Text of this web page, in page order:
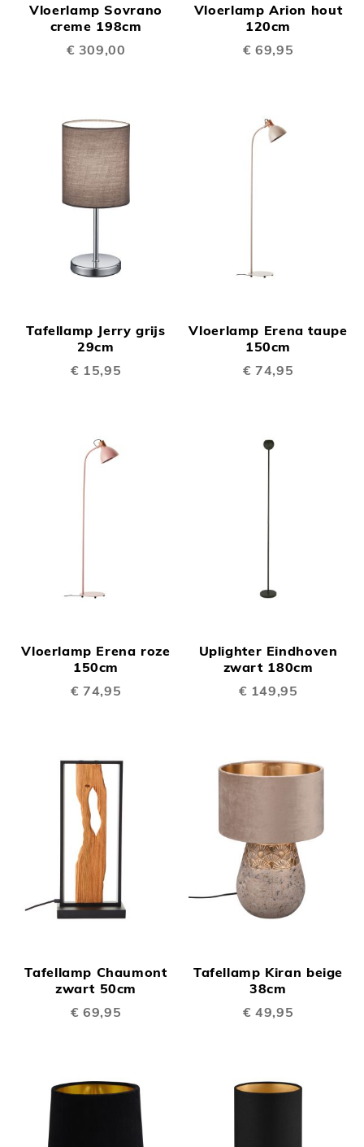
Vloerlamp Sovrano
creme 198cm
€ 309,00
Vloerlamp Arion hout
120cm
€ 69,95
Tafellamp Jerry grijs
29cm
€ 15,95
Vloerlamp Erena taupe
150cm
€ 74,95
Vloerlamp Erena roze
150cm
€ 74,95
Uplighter Eindhoven
zwart 180cm
€ 149,95
Tafellamp Chaumont
zwart 50cm
€ 69,95
Tafellamp Kiran beige
38cm
€ 49,95